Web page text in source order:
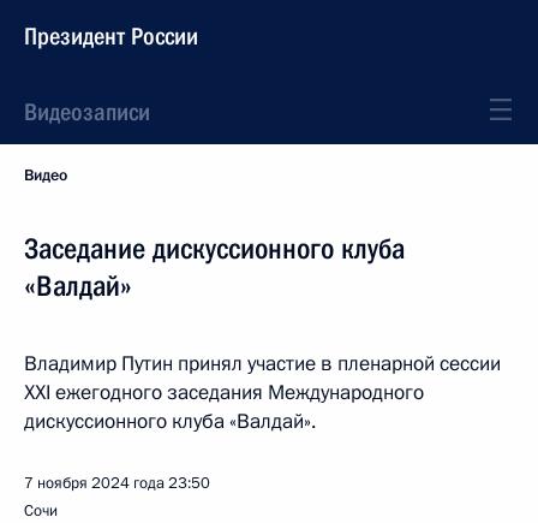
Президент России
Видеозаписи
Видео
Заседание дискуссионного клуба
«Валдай»
Владимир Путин принял участие в пленарной сессии
XXI ежегодного заседания Международного
дискуссионного клуба «Валдай».
7 ноября 2024 года23:50
Сочи